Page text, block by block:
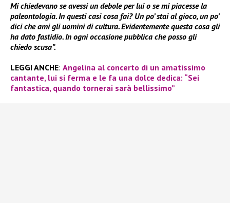
Mi chiedevano se avessi un debole per lui o se mi piacesse la
paleontologia. In questi casi cosa fai? Un po’ stai al gioco, un po’
dici che ami gli uomini di cultura. Evidentemente questa cosa gli
ha dato fastidio. In ogni occasione pubblica che posso gli
chiedo scusa”.
LEGGI ANCHE: Angelina al concerto di un amatissimo
cantante, lui si ferma e le fa una dolce dedica: “Sei
fantastica, quando tornerai sarà bellissimo”